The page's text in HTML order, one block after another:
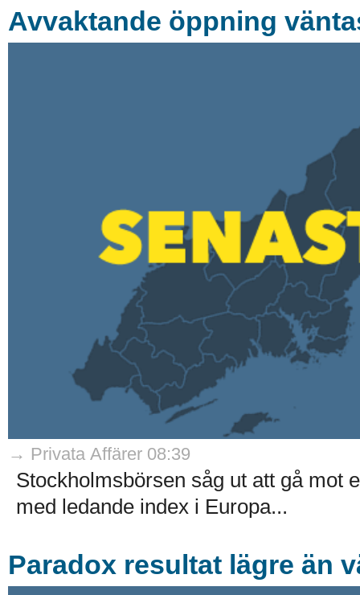
Avvaktande öppning
→ Privata Affärer 08:39
Stockholmsbörsen såg ut att gå mot
med ledande index i Europa...
Paradox resultat lägre än